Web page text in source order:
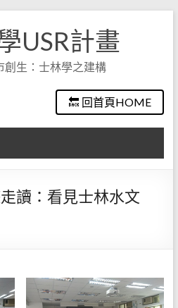
USR計畫
創生：士林學之建構
🔙 回首頁HOME
讀：看見士林水文